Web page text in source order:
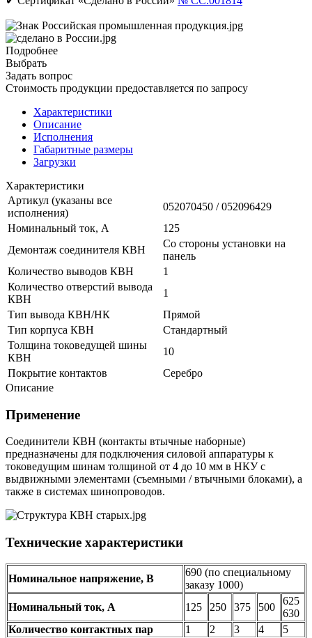
Подробнее
Выбрать
Задать вопрос
Стоимость продукции предоставляется по запросу
Характеристики
Описание
Исполнения
Габаритные размеры
Загрузки
Характеристики
Артикул (указаны все
исполнения)
052070450 / 052096429
Номинальный ток, А
125
Демонтаж соединителя КВН
Со стороны установки на
панель
Количество выводов КВН
1
Количество отверстий вывода
КВН
1
Тип вывода КВН/НК
Прямой
Тип корпуса КВН
Стандартный
Толщина токоведущей шины
КВН
10
Покрытие контактов
Серебро
Описание
Применение
Соединители КВН (контакты втычные наборные)
предназначены для подключения силовой аппаратуры к
токоведущим шинам толщиной от 4 до 10 мм в НКУ с
выдвижными элементами (съемными / втычными блоками), а
также в системах шинопроводов.
Технические характеристики
Номинальное напряжение, В
690 (по специальному
заказу 1000)
Номинальный ток, А
125 250 375 500
625
630
Количество контактных пар
1 2 3 4
5